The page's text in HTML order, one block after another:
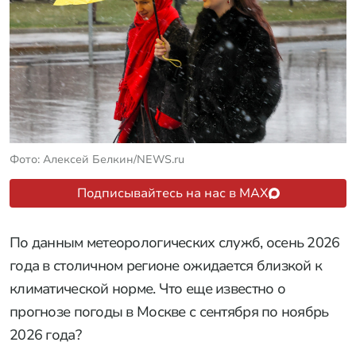
Фото: Алексей Белкин/NEWS.ru
Подписывайтесь на нас в MAX
По данным метеорологических служб, осень 2026
года в столичном регионе ожидается близкой к
климатической норме. Что еще известно о
прогнозе погоды в Москве с сентября по ноябрь
2026 года?